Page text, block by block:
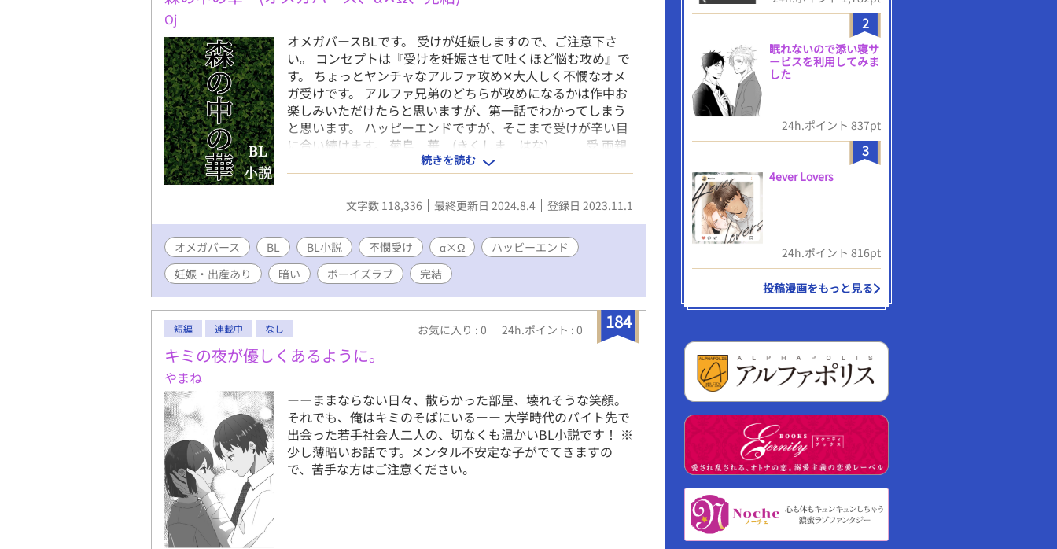
Oj
オメガバースBLです。 受けが妊娠しますので、ご注意下さ
い。 コンセプトは『受けを妊娠させて吐くほど悩む攻め』で
す。 ちょっとヤンチャなアルファ攻め✕大人しく不憫なオメ
ガ受けです。 アルファ兄弟のどちらが攻めになるかは作中お
楽しみいただけたらと思いますが、第一話でわかってしまう
と思います。 ハッピーエンドですが、そこまで受けが辛い目
に合い続けます。 菊島 華 (きくしま はな) 受 両親
がオメガのという珍しい出生。幼い頃から森之宮家で次期当
主の妻となるべく育てられる。囲われています。 森之宮 健
司 (もりのみや けんじ) 兄 森之宮家時期当主。品行方
正、成績優秀。生徒会長をしていて学校内での信頼も厚いで
当主。兄ができすぎていたり、他にも色々あって腐っていま
す。 健司と裕司は二卵性の双子です。 オメガバースという第
二の性別がある世界でのお話です。 男女の他にアルファ、ベ
ータ、オメガと性別があり、オメガは男性でも妊娠が可能で
す。 アルファとオメガは数が少なく、ほとんどの人がベータ
です。アルファは能力が高い人間が多く、オメガは妊娠に特
化していて誘惑するためのフェロモンを出すため恐れられ卑
下されています。 その地方で有名な企業の子息であるアルフ
年のお話です。 この作品では第二の性別は17歳頃を目安に判
定されていきます。それまでは検査しても確定されないこと
が多い、という設定です。 また、第二の性別は親の性別が反
映されます。アルファ同士の親からはアルファが、オメガ同
士の親からはオメガが生まれます。 独自解釈している設定が
続きを読む
文字数 118,336 最終更新日 2024.8.4 登録日 2023.11.1
オメガバース BL BL小説 不憫受け α×Ω
ハッピーエンド
妊娠・出産あり
暗い ボーイズラブ 完結
184
短編 連載中 なし お気に入り : 0 24h.ポイント : 0
キミの夜が優しくあるように。
やまね
ーーままならない日々、散らかった部屋、壊れそうな笑顔。
それでも、俺はキミのそばにいるーー 大学時代のバイト先で
出会った若手社会人二人の、切なくも温かいBL小説です！ ※
少し薄暗いお話です。メンタル不安定な子がでてきますの
で、苦手な方はご注意ください。
2
眠れないので添い寝サ
ービスを利用してみま
した
24h.ポイント 837pt
3
4ever Lovers
24h.ポイント 816pt
投稿漫画をもっと見る